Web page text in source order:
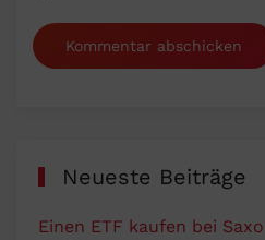
Kommentar abschicken
Neueste Beiträge
Einen ETF kaufen bei